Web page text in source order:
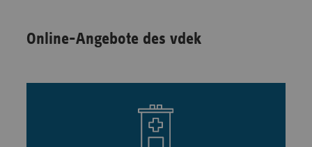
Online-Angebote des vdek